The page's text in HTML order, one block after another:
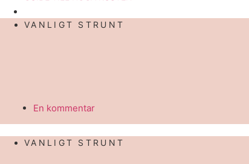
VANLIGT STRUNT
En kommentar
VANLIGT STRUNT